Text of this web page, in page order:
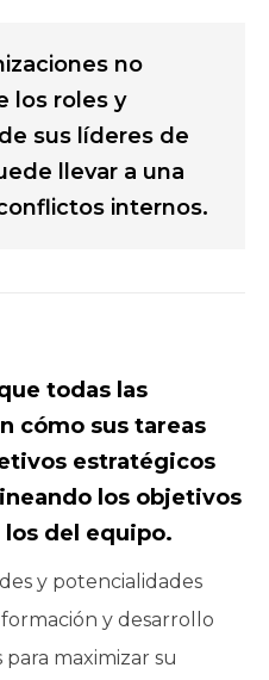
no
los roles y
sus líderes de
llevar a una
internos.
todas las
cómo sus tareas
estratégicos
los objetivos
del equipo.
y potencialidades
y desarrollo
maximizar su